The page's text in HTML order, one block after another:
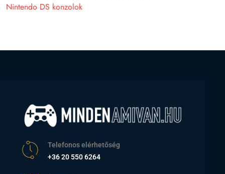
Nintendo DS konzolok
Telefonos elérhetőség
+36 20 550 6264